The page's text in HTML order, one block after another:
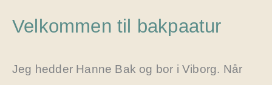
Velkommen til bakpaatur
Jeg hedder Hanne Bak og bor i Viborg. Når